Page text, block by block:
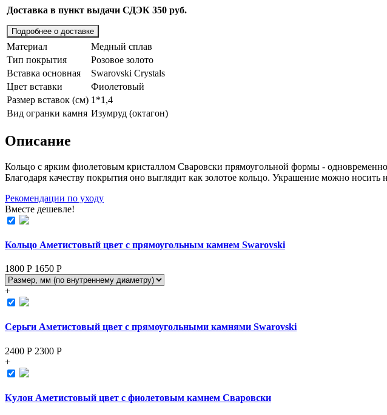
Доставка в пункт выдачи СДЭК 350 руб.
Подробнее о доставке
Материал
Медный сплав
Тип покрытия
Розовое золото
Вставка основная
Swarovski Crystals
Цвет вставки
Фиолетовый
Размер вставок (см) 1*1,4
Вид огранки камня Изумруд (октагон)
Описание
Кольцо с ярким фиолетовым кристаллом Сваровски прямоугольной формы - одновременно
Благодаря качеству покрытия оно выглядит как золотое кольцо. Украшение можно
Рекомендации по уходу
Вместе дешевле!
Кольцо Аметистовый цвет с прямоугольным камнем Swarovski
1800 Р 1650 Р
+
Серьги Аметистовый цвет с прямоугольными камнями Swarovski
2400 Р 2300 Р
+
Кулон Аметистовый цвет с фиолетовым камнем Сваровски